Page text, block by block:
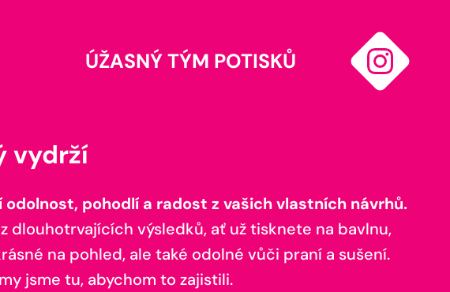
ÚŽASNÝ TÝM POTISKŮ
vydrží
pohodlí a radost z vašich vlastních návrhů.
dlouhotrvajících výsledků, ať už tisknete na bavlnu,
na pohled, ale také odolné vůči praní a sušení.
jsme tu, abychom to zajistili.